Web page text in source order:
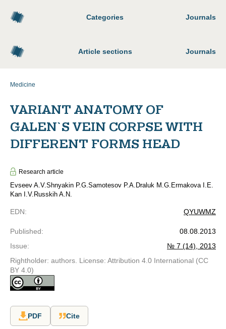
Categories Journals
Article sections Journals
Medicine
VARIANT ANATOMY OF
GALEN`S VEIN CORPSE WITH
DIFFERENT FORMS HEAD
Research article
Evseev A.V.Shnyakin P.G.Samotesov P.A. Draluk M.G. Ermakova I.E.
Kan I.V. Russkih A.N.
EDN: QYUWMZ
Published:
08.08.2013
Issue:
№ 7 (14), 2013
Rightholder: authors. License: Attribution 4.0 International (CC
BY 4.0)
PDF Cite